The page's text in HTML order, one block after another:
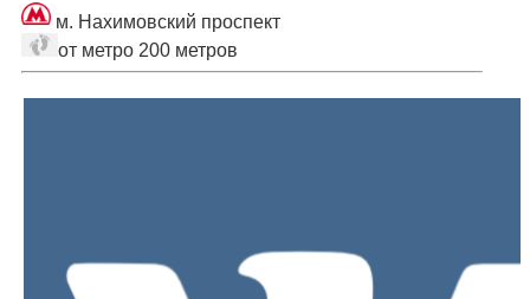
м. Нахимовский проспект
от метро 200 метров